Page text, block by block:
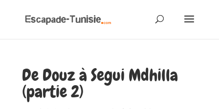
De Douz à Segui Mdhilla
(partie 2)